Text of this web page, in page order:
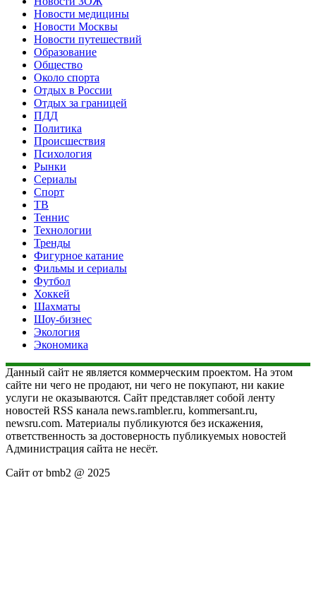
Новости медицины
Новости Москвы
Новости путешествий
Образование
Общество
Около спорта
Отдых в России
Отдых за границей
ПДД
Политика
Происшествия
Психология
Рынки
Сериалы
Спорт
ТВ
Теннис
Технологии
Тренды
Фигурное катание
Фильмы и сериалы
Футбол
Хоккей
Шахматы
Шоу-бизнес
Экология
Экономика
Данный сайт не является коммерческим проектом. На этом
сайте ни чего не продают, ни чего не покупают, ни какие
услуги не оказываются. Сайт представляет собой ленту
новостей RSS канала news.rambler.ru, kommersant.ru,
newsru.com. Материалы публикуются без искажения,
ответственность за достоверность публикуемых новостей
Администрация сайта не несёт.
Сайт от bmb2 @ 2025